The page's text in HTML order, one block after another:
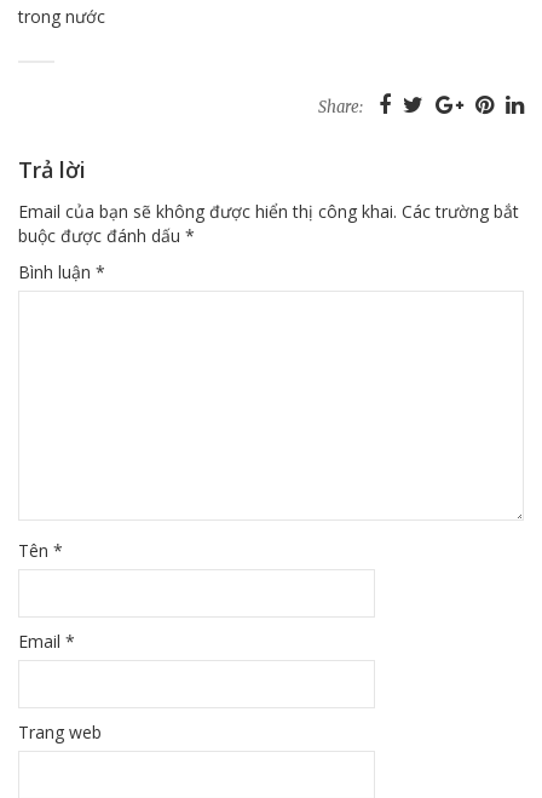
trong nước
Share:
Trả lời
Email của bạn sẽ không được hiển thị công khai. Các trường bắt
buộc được đánh dấu *
Bình luận *
Tên *
Email *
Trang web